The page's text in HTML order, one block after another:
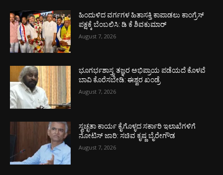
ಹಿಂದುಳಿದ ವರ್ಗಗಳ ಹಿತಾಸಕ್ತಿ ಕಾಪಾಡಲು ಕಾಂಗ್ರೆಸ್
ಪಕ್ಷಕ್ಕೆ ಬೆಂಬಲಿಸಿ: ಡಿ ಕೆ ಶಿವಕುಮಾರ್
August 7, 2026
ಭೂಗರ್ಭಶಾಸ್ತ್ರ ತಜ್ಞರ ಅಭಿಪ್ರಾಯ ಪಡೆಯದೆ ಕೊಳವೆ
ಬಾವಿ ಕೊರೆಸಬೇಡಿ: ಈಶ್ವರ ಖಂಡ್ರೆ
August 7, 2026
ಸ್ವಚ್ಛತಾ ಕಾರ್ಯ ಕೈಗೊಳ್ಳದ ಸರ್ಕಾರಿ ಇಲಾಖೆಗಳಿಗೆ
ನೋಟಿಸ್ ಜಾರಿ: ಸಚಿವ ಕೃಷ್ಣ ಬೈರೇಗೌಡ
August 7, 2026